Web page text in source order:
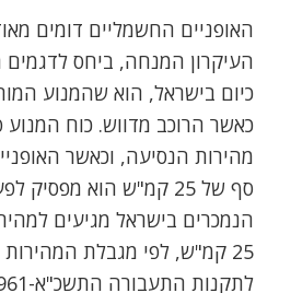
האופניים החשמליים דומים
העיקרון המנחה, ביחס
כיום בישראל, הוא שהמנוע
כאשר הרוכב מדווש. כוח
מהירות הנסיעה, וכאשר
סף של 25 קמ"ש הוא
הנמכרים בישראל מגיעים
25 קמ"ש, לפי מגבלת